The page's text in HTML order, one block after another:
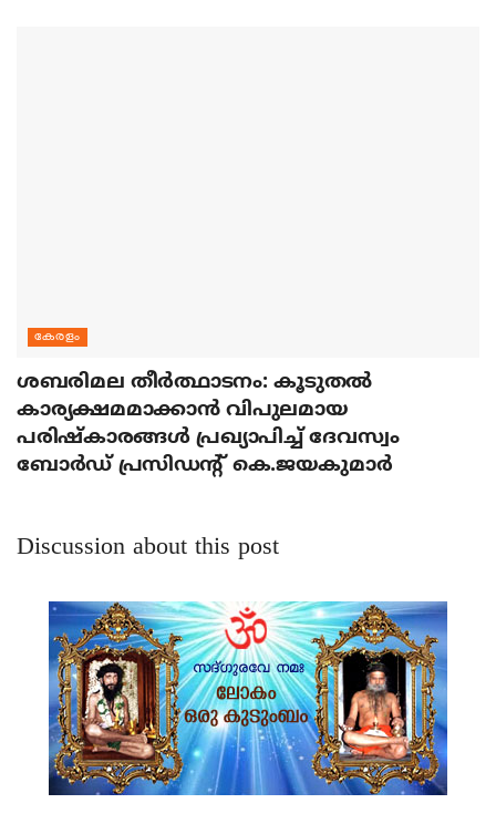
കേരളം
ശബരിമല തീര്‍ത്ഥാടനം: കൂടുതല്‍
കാര്യക്ഷമമാക്കാന്‍ വിപുലമായ
പരിഷ്‌കാരങ്ങള്‍ പ്രഖ്യാപിച്ച് ദേവസ്വം
ബോര്‍ഡ് പ്രസിഡന്റ് കെ.ജയകുമാര്‍
Discussion about this post